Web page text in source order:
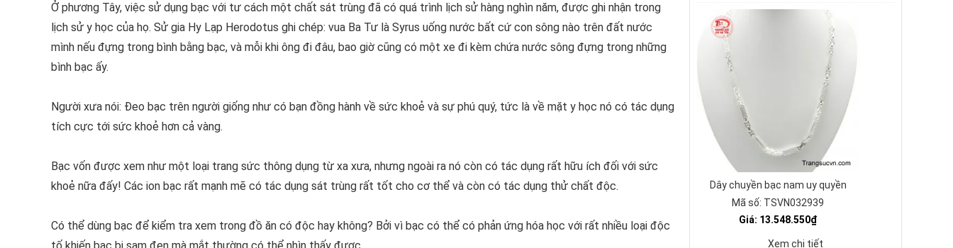
Ở phương Tây, việc sử dụng bạc với tư cách một chất sát trùng đã có quá trình lịch sử hàng nghìn năm, được ghi nhận trong
lịch sử y học của họ. Sử gia Hy Lạp Herodotus ghi chép: vua Ba Tư là Syrus uống nước bất cứ con sông nào trên đất nước
mình nếu đựng trong bình bằng bạc, và mỗi khi ông đi đâu, bao giờ cũng có một xe đi kèm chứa nước sông đựng trong những
bình bạc ấy.
Người xưa nói: Đeo bạc trên người giống như có bạn đồng hành về sức khoẻ và sự phú quý, tức là về mặt y học nó có tác dụng
tích cực tới sức khoẻ hơn cả vàng.
Bạc vốn được xem như một loại trang sức thông dụng từ xa xưa, nhưng ngoài ra nó còn có tác dụng rất hữu ích đối với sức
khoẻ nữa đấy! Các ion bạc rất mạnh mẽ có tác dụng sát trùng rất tốt cho cơ thể và còn có tác dụng thử chất độc.
Có thể dùng bạc để kiểm tra xem trong đồ ăn có độc hay không? Bởi vì bạc có thể có phản ứng hóa học với rất nhiều loại độc
Dây chuyền bạc nam uy quyền
Mã số: TSVN032939
Giá: 13.548.550₫
Xem chi tiết